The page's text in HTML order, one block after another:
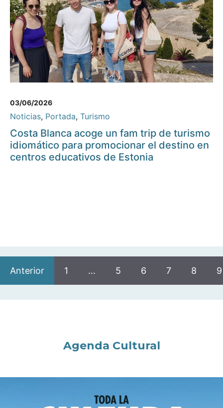
03/06/2026
Noticias, Portada, Turismo
Costa Blanca acoge un fam trip de turismo
idiomático para promocionar el destino en
centros educativos de Estonia
Anterior 1 … 5 6 7 8 9
Agenda Cultural